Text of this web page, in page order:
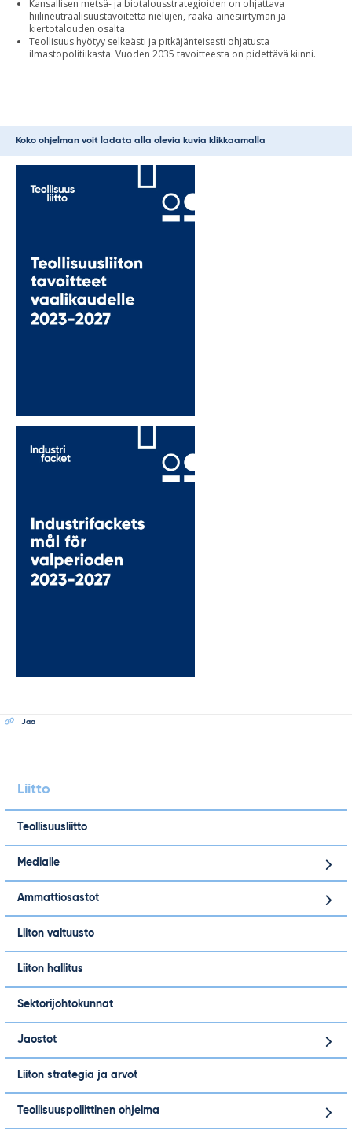
Liitto
Teollisuusliitto
Medialle
Ammattiosastot
Liiton valtuusto
Liiton hallitus
Sektorijohtokunnat
Jaostot
Liiton strategia ja arvot
Teollisuuspoliittinen ohjelma
Kansallisen metsä- ja biotalousstrategioiden on ohjattava
hiilineutraalisuustavoitetta nielujen, raaka-ainesiirtymän ja
kiertotalouden osalta.
Teollisuus hyötyy selkeästi ja pitkäjänteisesti ohjatusta
ilmastopolitiikasta. Vuoden 2035 tavoitteesta on pidettävä kiinni.
Koko ohjelman voit ladata alla olevia kuvia klikkaamalla
Jaa